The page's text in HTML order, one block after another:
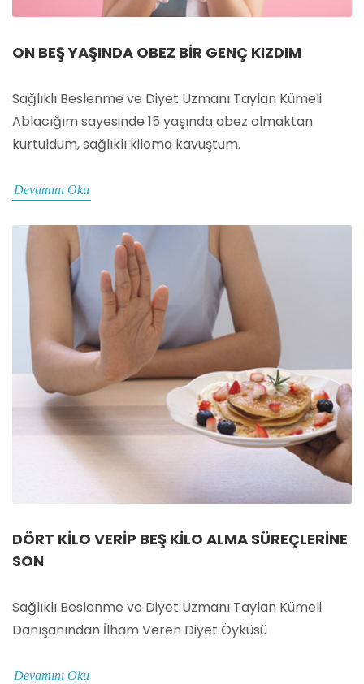
ON BEŞ YAŞINDA OBEZ BIR GENÇ KIZDIM
Sağlıklı Beslenme ve Diyet Uzmanı Taylan Kümeli
Ablacığım sayesinde 15 yaşında obez olmaktan
kurtuldum, sağlıklı kiloma kavuştum.
Devamını Oku
DÖRT KILO VERIP BEŞ KILO ALMA SÜREÇLERINE
SON
Sağlıklı Beslenme ve Diyet Uzmanı Taylan Kümeli
Danışanından İlham Veren Diyet Öyküsü
Devamını Oku